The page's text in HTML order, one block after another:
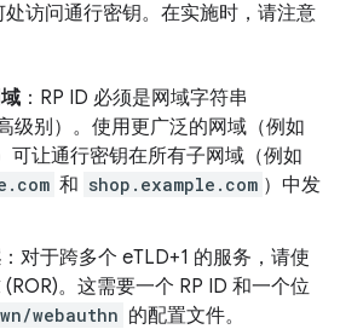
处访问通行密钥。在实施时，请注意
：RP ID 必须是网域字符串
级别）。使用更广泛的网域（例如
可让通行密钥在所有子网域（例如
和 shop.example.com ）中发
：对于跨多个 eTLD+1 的服务，请使
。这需要一个 RP ID 和一个位
webauthn 的配置文件。